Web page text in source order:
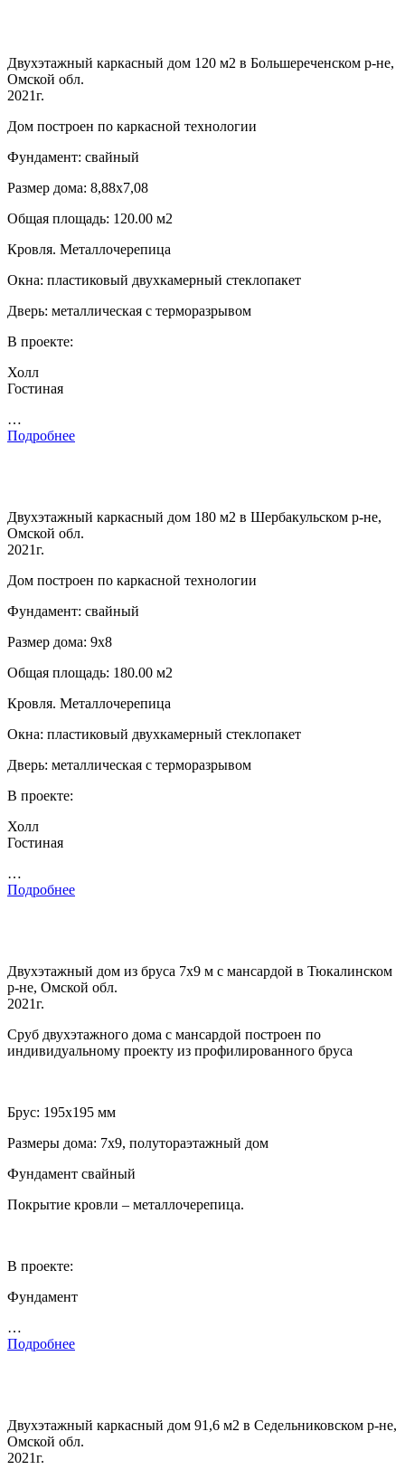
Двухэтажный каркасный дом 120 м2 в Большереченском р-не,
Омской обл.
2021г.
Дом построен по каркасной технологии
Фундамент: свайный
Размер дома: 8,88х7,08
Общая площадь: 120.00 м2
Кровля. Металлочерепица
Окна: пластиковый двухкамерный стеклопакет
Дверь: металлическая с терморазрывом
В проекте:
Холл
Гостиная
…
Подробнее
Двухэтажный каркасный дом 180 м2 в Шербакульском р-не,
Омской обл.
2021г.
Дом построен по каркасной технологии
Фундамент: свайный
Размер дома: 9х8
Общая площадь: 180.00 м2
Кровля. Металлочерепица
Окна: пластиковый двухкамерный стеклопакет
Дверь: металлическая с терморазрывом
В проекте:
Холл
Гостиная
…
Подробнее
Двухэтажный дом из бруса 7х9 м с мансардой в Тюкалинском
р-не, Омской обл.
2021г.
Сруб двухэтажного дома с мансардой построен по
индивидуальному проекту из профилированного бруса
Брус: 195х195 мм
Размеры дома: 7х9, полутораэтажный дом
Фундамент свайный
Покрытие кровли – металлочерепица.
В проекте:
Фундамент
…
Подробнее
Двухэтажный каркасный дом 91,6 м2 в Седельниковском р-не,
Омской обл.
2021г.